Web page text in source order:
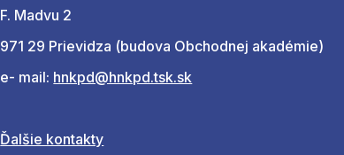
F. Madvu 2
971 29 Prievidza (budova Obchodnej akadémie)
e- mail: hnkpd@hnkpd.tsk.sk
Ďalšie kontakty